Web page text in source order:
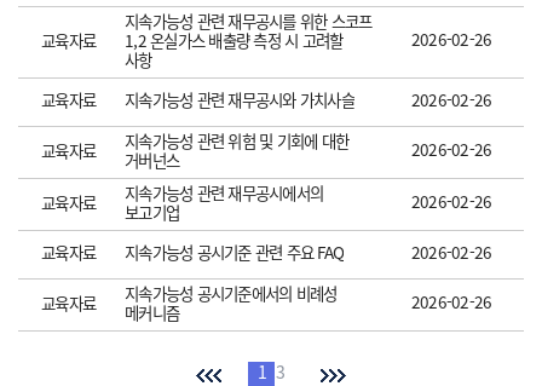
교육자료
지속가능성 관련 재무공시를 위한 스코프
1,2 온실가스 배출량 측정 시 고려할
사항
2026-02-26
교육자료 지속가능성 관련 재무공시와 가치사슬 2026-02-26
교육자료
지속가능성 관련 위험 및 기회에 대한
거버넌스
2026-02-26
교육자료
지속가능성 관련 재무공시에서의
보고기업
2026-02-26
교육자료 지속가능성 공시기준 관련 주요 FAQ 2026-02-26
교육자료
지속가능성 공시기준에서의 비례성
메커니즘
2026-02-26
1 3